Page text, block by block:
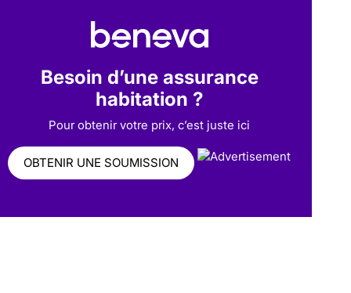
Besoin d’une assurance
habitation ?
Pour obtenir votre prix, c’est juste ici
OBTENIR UNE SOUMISSION